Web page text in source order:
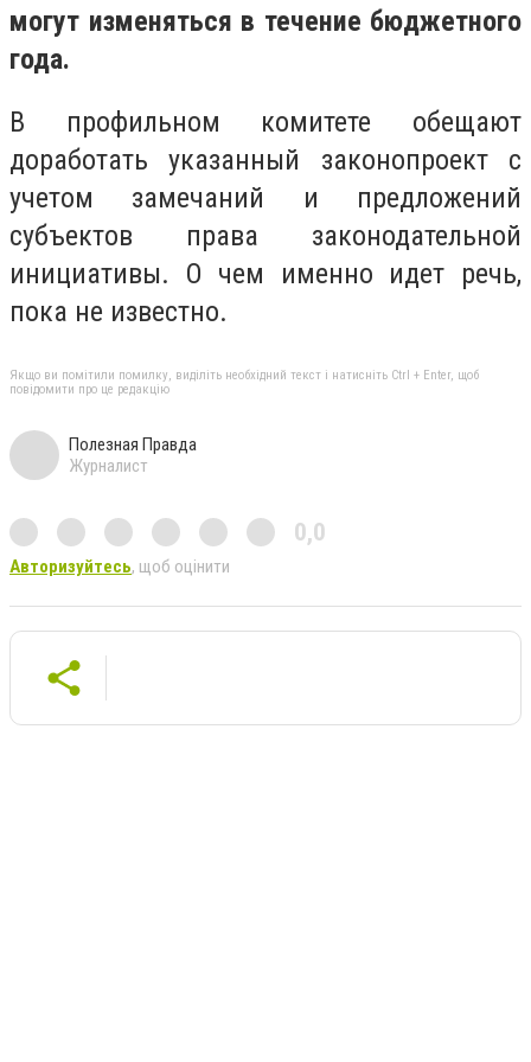
могут изменяться в течение бюджетного
года.
В профильном комитете обещают
доработать указанный законопроект с
учетом замечаний и предложений
субъектов права законодательной
инициативы. О чем именно идет речь,
пока не известно.
Якщо ви помітили помилку, виділіть необхідний текст і натисніть Ctrl + Enter, щоб
повідомити про це редакцію
Полезная Правда
Журналист
0,0
Авторизуйтесь, щоб оцінити